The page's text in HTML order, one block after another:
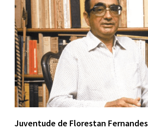
Juventude de Florestan Fernandes